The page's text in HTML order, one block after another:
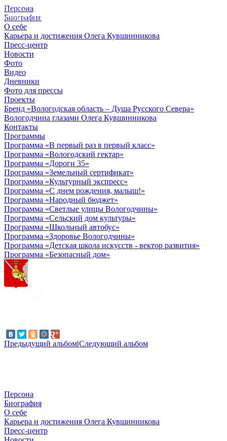
Персона
Биография
О себе
Карьера и достижения Олега Кувшинникова
Пресс-центр
Новости
Фото
Видео
Дневники
Фото для прессы
Проекты
Бренд «Вологодская область – Душа Русского Севера»
Вологодчина глазами Олега Кувшинникова
Контакты
Программы
Программа «В первый раз в первый класс»
Программа «Вологодский гектар»
Программа «Дороги 35»
Программа «Земельный сертификат»
Программа «Культурный экспресс»
Программа «С днем рождения, малыш!»
Программа «Народный бюджет»
Программа «Светлые улицы Вологодчины»
Программа «Сельский дом культуры»
Программа «Школьный автобус»
Программа «Здоровье Вологодчины»
Программа «Детская школа искусств - вектор развития»
Программа «Безопасный дом»
Предыдущий альбом|Следующий альбом
© 2012 - 2023,
КУВШИННИКОВ О.А.
Персона
Биография
О себе
Карьера и достижения Олега Кувшинникова
Пресс-центр